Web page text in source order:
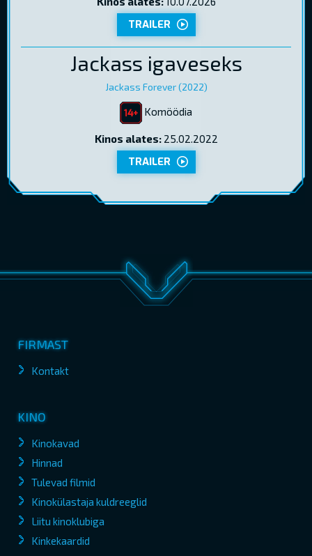
TRAILER
Jackass igaveseks
Jackass Forever (2022)
Komöödia
Kinos alates:25.02.2022
TRAILER
FIRMAST
Kontakt
KINO
Kinokavad
Hinnad
Tulevad filmid
Kinokülastaja kuldreeglid
Liitu kinoklubiga
Kinkekaardid